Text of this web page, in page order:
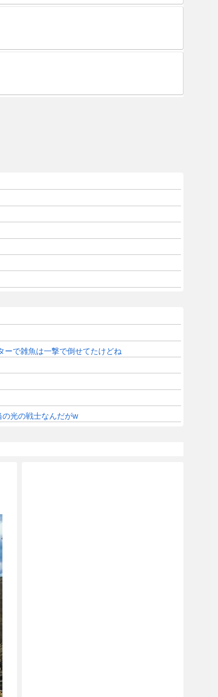
で雑魚は一撃で倒せてたけどね
光の戦士なんだがw